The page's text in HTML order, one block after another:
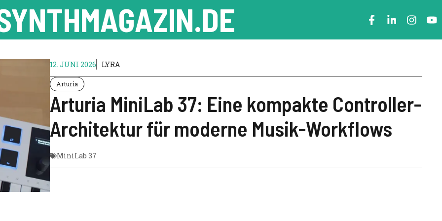
12. JUNI 2026 LYRA
Arturia
Arturia MiniLab 37: Eine kompakte Controller-
Architektur für moderne Musik-Workflows
MiniLab 37